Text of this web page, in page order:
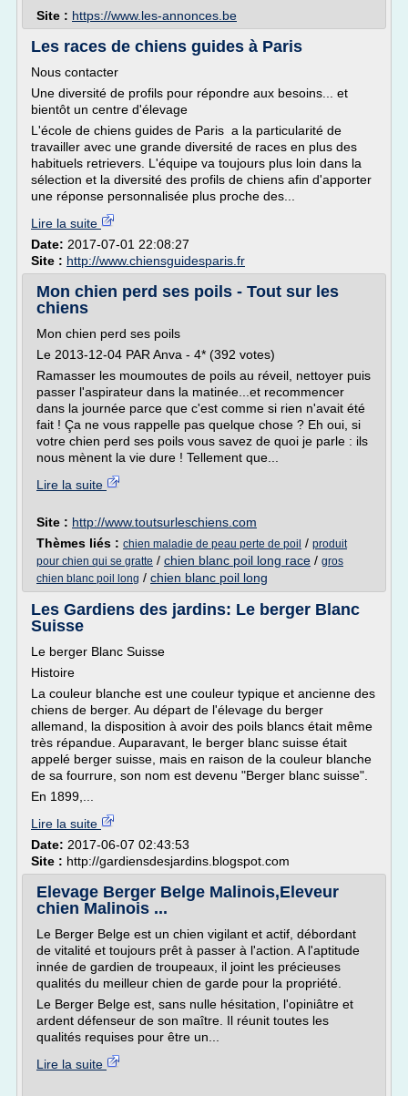
Site : https://www.les-annonces.be
Les races de chiens guides à Paris
Nous contacter
Une diversité de profils pour répondre aux besoins... et
bientôt un centre d'élevage
L'école de chiens guides de Paris a la particularité de
travailler avec une grande diversité de races en plus des
habituels retrievers. L'équipe va toujours plus loin dans la
sélection et la diversité des profils de chiens afin d'apporter
une réponse personnalisée plus proche des...
Lire la suite
Date: 2017-07-01 22:08:27
Site : http://www.chiensguidesparis.fr
Mon chien perd ses poils - Tout sur les
chiens
Mon chien perd ses poils
Le 2013-12-04 PAR Anva - 4* (392 votes)
Ramasser les moumoutes de poils au réveil, nettoyer puis
passer l'aspirateur dans la matinée...et recommencer
dans la journée parce que c'est comme si rien n'avait été
fait ! Ça ne vous rappelle pas quelque chose ? Eh oui, si
votre chien perd ses poils vous savez de quoi je parle : ils
nous mènent la vie dure ! Tellement que...
Lire la suite
Site : http://www.toutsurleschiens.com
Thèmes liés : chien maladie de peau perte de poil / produit
pour chien qui se gratte / chien blanc poil long race / gros
chien blanc poil long / chien blanc poil long
Les Gardiens des jardins: Le berger Blanc
Suisse
Le berger Blanc Suisse
Histoire
La couleur blanche est une couleur typique et ancienne des
chiens de berger. Au départ de l'élevage du berger
allemand, la disposition à avoir des poils blancs était même
très répandue. Auparavant, le berger blanc suisse était
appelé berger suisse, mais en raison de la couleur blanche
de sa fourrure, son nom est devenu "Berger blanc suisse".
En 1899,...
Lire la suite
Date: 2017-06-07 02:43:53
Site : http://gardiensdesjardins.blogspot.com
Elevage Berger Belge Malinois,Eleveur
chien Malinois ...
Le Berger Belge est un chien vigilant et actif, débordant
de vitalité et toujours prêt à passer à l'action. A l'aptitude
innée de gardien de troupeaux, il joint les précieuses
qualités du meilleur chien de garde pour la propriété.
Le Berger Belge est, sans nulle hésitation, l'opiniâtre et
ardent défenseur de son maître. Il réunit toutes les
qualités requises pour être un...
Lire la suite